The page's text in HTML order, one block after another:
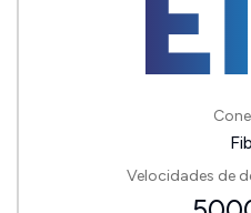
Velocidades de